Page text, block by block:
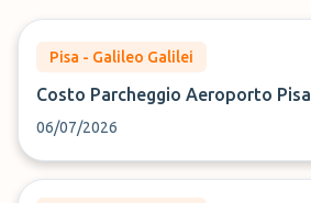
Pisa - Galileo Galilei
Costo Parcheggio Aeroporto Pisa
06/07/2026